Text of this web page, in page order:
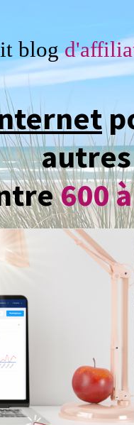
blog
autres
600